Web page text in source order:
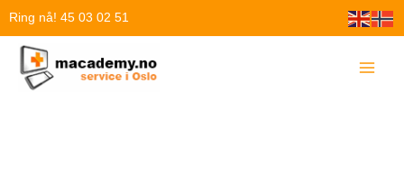
Hopp
innholdet
Ring nå! 45 03 02 51